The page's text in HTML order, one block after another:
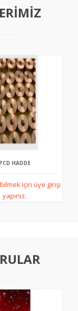
PCD HADDE
için üye girişi
yapınız.